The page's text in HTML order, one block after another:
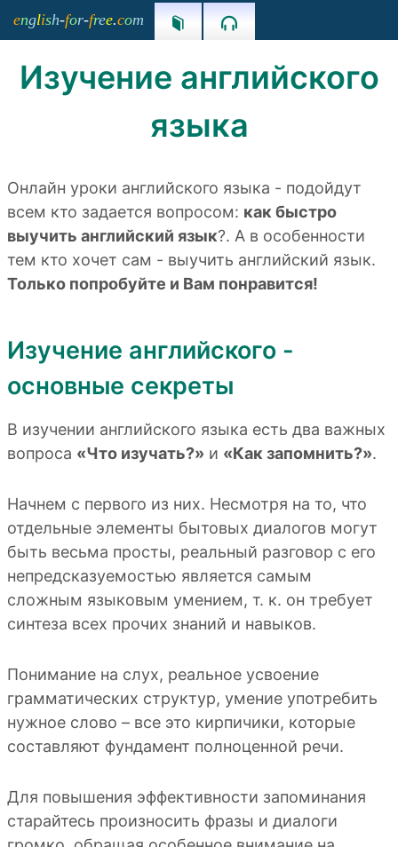
english-for-free.com  
Изучение английского
языка
Онлайн уроки английского языка - подойдут
всем кто задается вопросом: как быстро
выучить английский язык?. А в особенности
тем кто хочет сам - выучить английский язык.
Только попробуйте и Вам понравится!
Изучение английского -
основные секреты
В изучении английского языка есть два важных
вопроса «Что изучать?» и «Как запомнить?».
Начнем с первого из них. Несмотря на то, что
отдельные элементы бытовых диалогов могут
быть весьма просты, реальный разговор с его
непредсказуемостью является самым
сложным языковым умением, т. к. он требует
синтеза всех прочих знаний и навыков.
Понимание на слух, реальное усвоение
грамматических структур, умение употребить
нужное слово – все это кирпичики, которые
составляют фундамент полноценной речи.
Для повышения эффективности запоминания
старайтесь произносить фразы и диалоги